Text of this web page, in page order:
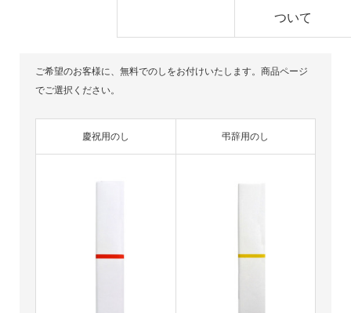
ついて
ご希望のお客様に、無料でのしをお付けいたします。商品ページ
でご選択ください。
慶祝用のし 弔辞用のし